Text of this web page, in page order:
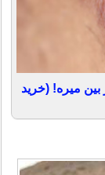
این روش در 3 هفته از بین میره! (خرید